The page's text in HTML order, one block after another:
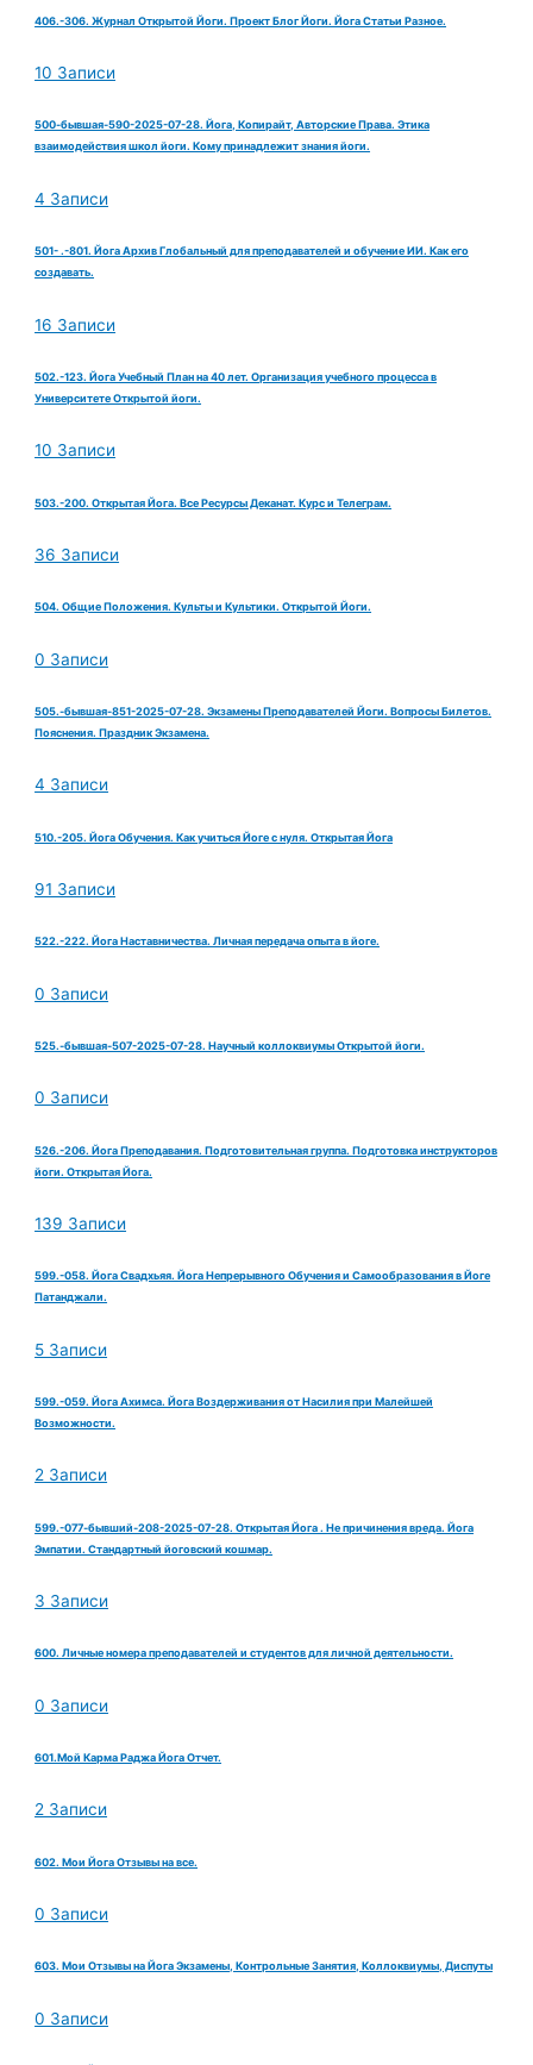
406.-306. Журнал Открытой Йоги. Проект Блог Йоги. Йога Статьи Разное.
10 Записи
500-бывшая-590-2025-07-28. Йога, Копирайт, Авторские Права. Этика
взаимодействия школ йоги. Кому принадлежит знания йоги.
4 Записи
501- .-801. Йога Архив Глобальный для преподавателей и обучение ИИ. Как его
создавать.
16 Записи
502.-123. Йога Учебный План на 40 лет. Организация учебного процесса в
Университете Открытой йоги.
10 Записи
503.-200. Открытая Йога. Все Ресурсы Деканат. Курс и Телеграм.
36 Записи
504. Общие Положения. Культы и Культики. Открытой Йоги.
0 Записи
505.-бывшая-851-2025-07-28. Экзамены Преподавателей Йоги. Вопросы Билетов.
Пояснения. Праздник Экзамена.
4 Записи
510.-205. Йога Обучения. Как учиться Йоге с нуля. Открытая Йога
91 Записи
522.-222. Йога Наставничества. Личная передача опыта в йоге.
0 Записи
525.-бывшая-507-2025-07-28. Научный коллоквиумы Открытой йоги.
0 Записи
526.-206. Йога Преподавания. Подготовительная группа. Подготовка инструкторов
йоги. Открытая Йога.
139 Записи
599.-058. Йога Свадхьяя. Йога Непрерывного Обучения и Самообразования в Йоге
Патанджали.
5 Записи
599.-059. Йога Ахимса. Йога Воздерживания от Насилия при Малейшей
Возможности.
2 Записи
599.-077-бывший-208-2025-07-28. Открытая Йога . Не причинения вреда. Йога
Эмпатии. Стандартный йоговский кошмар.
3 Записи
600. Личные номера преподавателей и студентов для личной деятельности.
0 Записи
601.Мой Карма Раджа Йога Отчет.
2 Записи
602. Мои Йога Отзывы на все.
0 Записи
603. Мои Отзывы на Йога Экзамены, Контрольные Занятия, Коллоквиумы, Диспуты
0 Записи